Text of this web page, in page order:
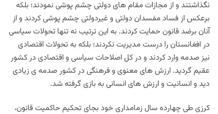
نگذاشتند و از مجازات مقام های دولتی چشم پوشی نمودند؛ بلکه
برعکس از فساد مفسدان دولتی و غیردولتی چشم پوشی کردند و از
آنان برضد قانون حمایت کردند. به این ترتیب نه تنها تحولات سیاسی
در افغانستان را درست مدیریت نکردند؛ بلکه به تحولات اقتصادی
نیز صدمه وارد کردند و در کل اصلاحات سیاسی و اقتصادی در کشور
عقیم گردید. ارزش های معنوی و فرهنگی در کشور صدمه ی زیادی
دید و انسانیت و ارزش های انسانی به بازی گرفته شد.
کرزی طی چهارده سال زمامداری خود بجای تحکیم حاکمیت قانون،